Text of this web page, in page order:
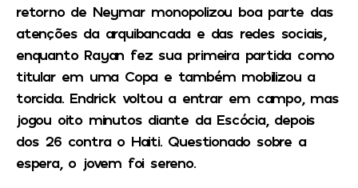
retorno de Neymar monopolizou boa parte das
atenções da arquibancada e das redes sociais,
enquanto Rayan fez sua primeira partida como
titular em uma Copa e também mobilizou a
torcida. Endrick voltou a entrar em campo, mas
jogou oito minutos diante da Escócia, depois
dos 26 contra o Haiti. Questionado sobre a
espera, o jovem foi sereno.